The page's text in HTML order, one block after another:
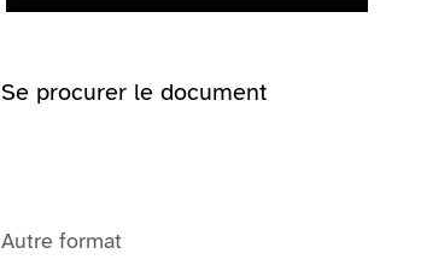
Se procurer le document
Autre format